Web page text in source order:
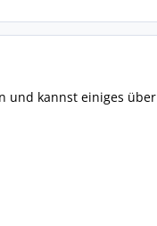
kannst einiges